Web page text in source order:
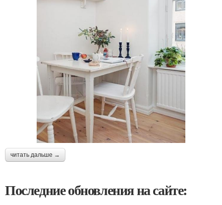
читать дальше →
Последние обновления на сайте: